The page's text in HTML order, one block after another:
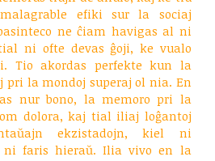
efiki sur la sociaj
ne ĉiam havigas al ni
ni ofte devas ĝoji, ke vualo
Tio akordas perfekte kun la
pri la mondoj superaj ol nia. En
nur bono, la memoro pri la
dolora, kaj tial iliaj loĝantoj
ekzistadojn, kiel ni
ni faris hieraŭ. Ilia vivo en la